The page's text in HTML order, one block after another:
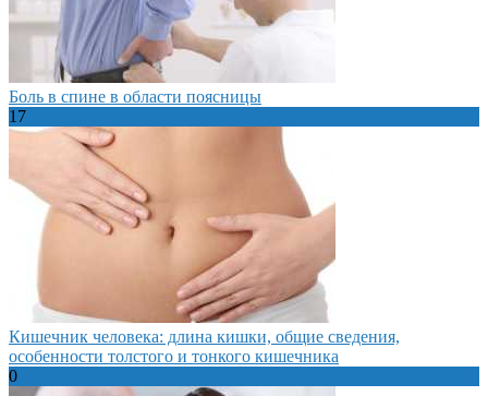
Боль в спине в области поясницы
17
Кишечник человека: длина кишки, общие сведения,
особенности толстого и тонкого кишечника
0